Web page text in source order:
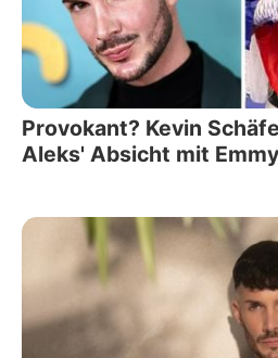
Provokant? Kevin
Aleks' Absicht mit Emmy